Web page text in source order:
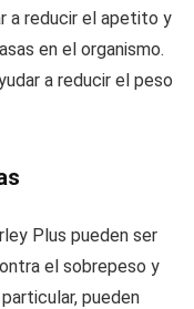
a reducir el apetito y
en el organismo.
a reducir el peso
Plus pueden ser
el sobrepeso y
pueden